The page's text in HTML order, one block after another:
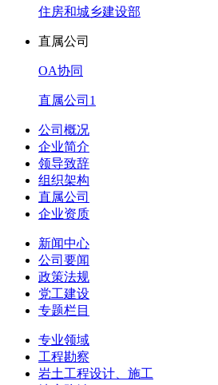
住房和城乡建设部
直属公司
OA协同
直属公司1
公司概况
企业简介
领导致辞
组织架构
直属公司
企业资质
新闻中心
公司要闻
政策法规
党工建设
专题栏目
专业领域
工程勘察
岩土工程设计、施工